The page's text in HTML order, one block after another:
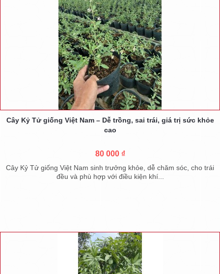
Cây Kỷ Tử giống Việt Nam – Dễ trồng, sai trái, giá trị sức khỏe
cao
80 000 ₫
Cây Kỷ Tử giống Việt Nam sinh trưởng khỏe, dễ chăm sóc, cho trái
đều và phù hợp với điều kiện khí...